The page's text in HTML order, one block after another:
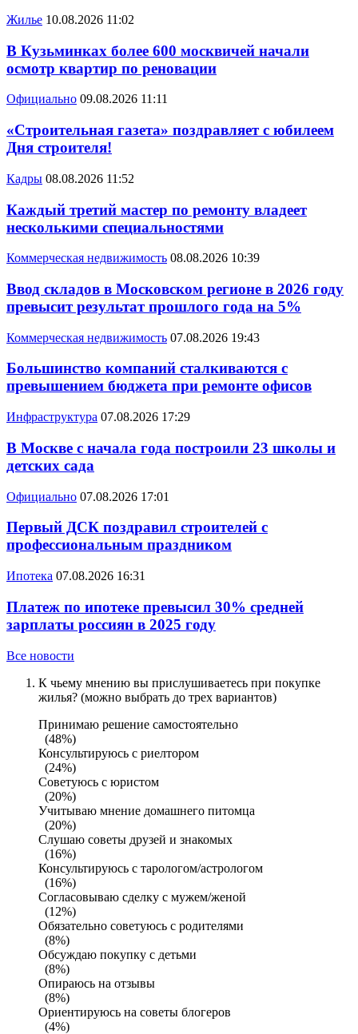
Жилье 10.08.2026 11:02
В Кузьминках более 600 москвичей начали
осмотр квартир по реновации
Официально 09.08.2026 11:11
«Строительная газета» поздравляет с юбилеем
Дня строителя!
Кадры 08.08.2026 11:52
Каждый третий мастер по ремонту владеет
несколькими специальностями
Коммерческая недвижимость 08.08.2026 10:39
Ввод складов в Московском регионе в 2026 году
превысит результат прошлого года на 5%
Коммерческая недвижимость 07.08.2026 19:43
Большинство компаний сталкиваются с
превышением бюджета при ремонте офисов
Инфраструктура 07.08.2026 17:29
В Москве с начала года построили 23 школы и
детских сада
Официально 07.08.2026 17:01
Первый ДСК поздравил строителей с
профессиональным праздником
Ипотека 07.08.2026 16:31
Платеж по ипотеке превысил 30% средней
зарплаты россиян в 2025 году
Все новости
К чьему мнению вы прислушиваетесь при покупке
жилья? (можно выбрать до трех вариантов)
Принимаю решение самостоятельно
(48%)
Консультируюсь с риелтором
(24%)
Советуюсь с юристом
(20%)
Учитываю мнение домашнего питомца
(20%)
Слушаю советы друзей и знакомых
(16%)
Консультируюсь с тарологом/астрологом
(16%)
Согласовываю сделку с мужем/женой
(12%)
Обязательно советуюсь с родителями
(8%)
Обсуждаю покупку с детьми
(8%)
Опираюсь на отзывы
(8%)
Ориентируюсь на советы блогеров
(4%)